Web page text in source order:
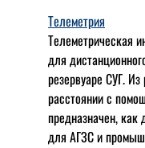
Телеметрия
Телеметрическая
для
резервуаре СУГ.
расстоянии с
предназначен, как
для АГЗС и